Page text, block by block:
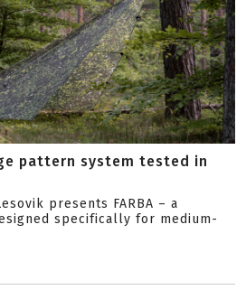
pattern system tested in
presents FARBA – a
specifically for medium-